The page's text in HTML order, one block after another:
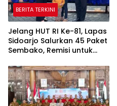
BERITA TERKINI
Jelang HUT RI Ke-81, Lapas
Sidoarjo Salurkan 45 Paket
Sembako, Remisi untuk